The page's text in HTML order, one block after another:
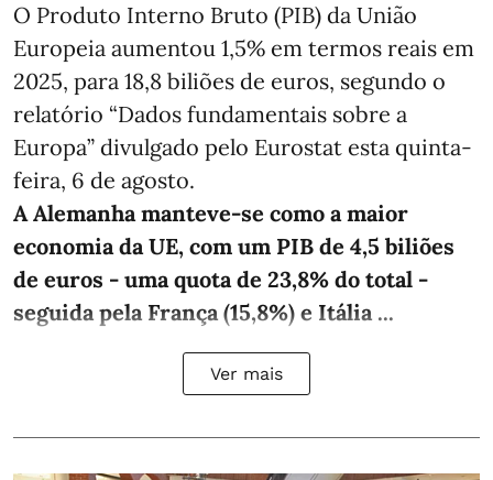
O Produto Interno Bruto (PIB) da União
Europeia aumentou 1,5% em termos reais em
2025, para 18,8 biliões de euros, segundo o
relatório “Dados fundamentais sobre a
Europa” divulgado pelo Eurostat esta quinta-
feira, 6 de agosto.
A Alemanha manteve‑se como a maior
economia da UE, com um PIB de 4,5 biliões
de euros - uma quota de 23,8% do total -
seguida pela França (15,8%) e Itália ...
Ver mais